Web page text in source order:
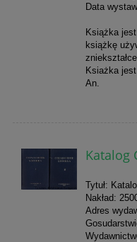
Data
Książka
książkę
Ksiażka
An.
Katalog
Tytuł:
Nakład:
Adres